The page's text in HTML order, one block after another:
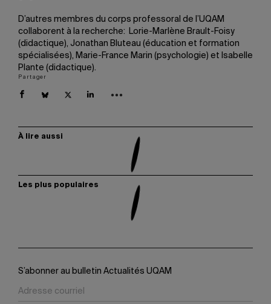
D’autres membres du corps professoral de l’UQAM
collaborent à la recherche: Lorie-Marlène Brault-Foisy
(didactique), Jonathan Bluteau (éducation et formation
spécialisées), Marie-France Marin (psychologie) et Isabelle
Plante (didactique).
Partager
À lire aussi
Les plus populaires
S’abonner au bulletin Actualités UQAM